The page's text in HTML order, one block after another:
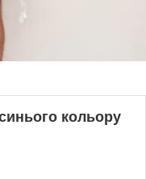
кольору